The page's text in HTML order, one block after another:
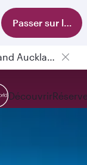
Passer sur
Passengers flying between Doha and Auckland on QR914 and QR915
Découvrir